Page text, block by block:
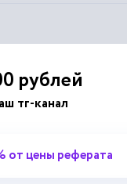
соц. сети
рублей
тг-канал
от цены реферата